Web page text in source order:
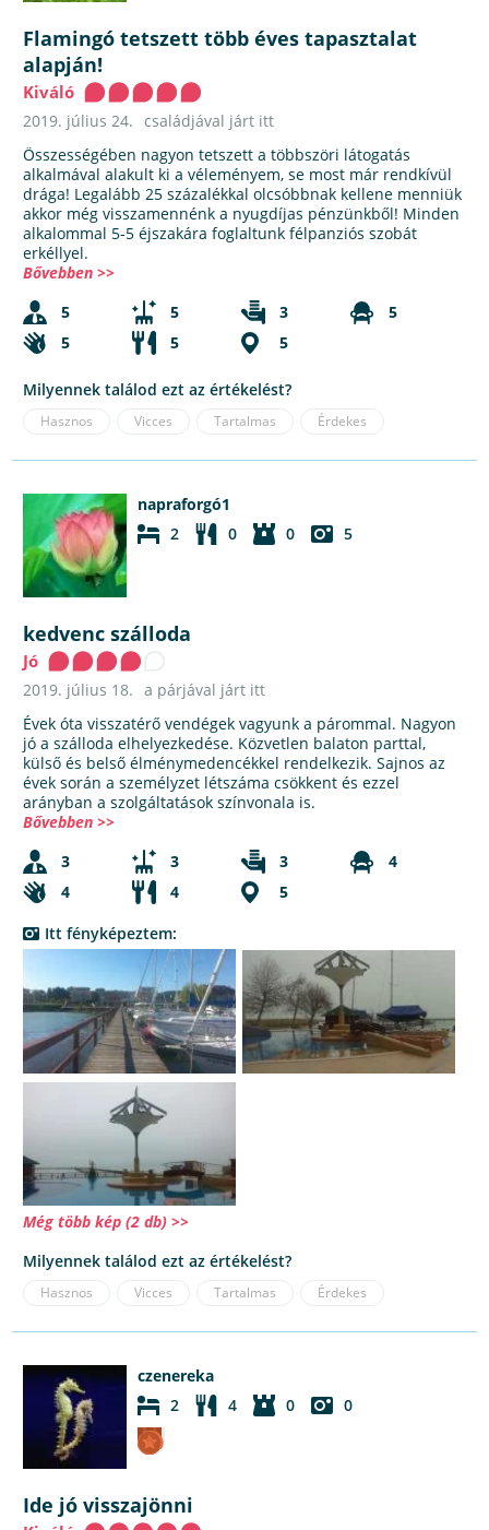
Flamingó tetszett több éves tapasztalat
alapján!
Kiváló
2019. július 24.
családjával járt itt
Összességében nagyon tetszett a többszöri látogatás
alkalmával alakult ki a véleményem, se most már rendkívül
drága! Legalább 25 százalékkal olcsóbbnak kellene menniük
akkor még visszamennénk a nyugdíjas pénzünkből! Minden
alkalommal 5-5 éjszakára foglaltunk félpanziós szobát
erkéllyel.
Bővebben >>
5
5 3
5
5
5 5
Milyennek találod ezt az értékelést?
Hasznos Vicces Tartalmas Érdekes
napraforgó1
2
0 0 5
kedvenc szálloda
Jó
2019. július 18. a párjával járt itt
Évek óta visszatérő vendégek vagyunk a párommal. Nagyon
jó a szálloda elhelyezkedése. Közvetlen balaton parttal,
külső és belső élménymedencékkel rendelkezik. Sajnos az
évek során a személyzet létszáma csökkent és ezzel
arányban a szolgáltatások színvonala is.
Bővebben >>
3
3 3
4
4
4
5
Itt fényképeztem:
Még több kép (2 db) >>
Milyennek találod ezt az értékelést?
Hasznos Vicces Tartalmas Érdekes
czenereka
2
4 0 0
Ide jó visszajönni